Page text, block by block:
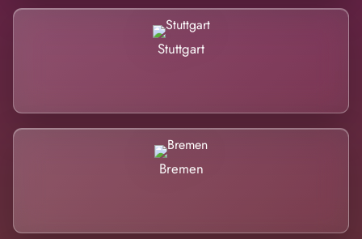
Stuttgart
Bremen